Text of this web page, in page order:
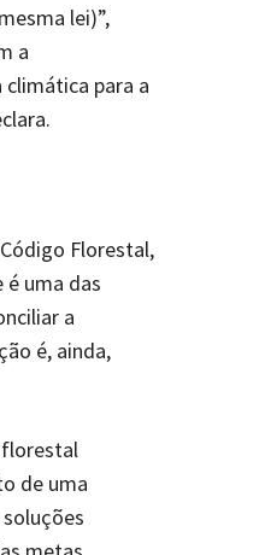
lei)”,
a
para a
Florestal,
uma das
a
é, ainda,
de uma